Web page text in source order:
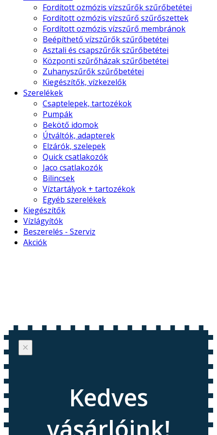
Fordított ozmózis vízszűrők szűrőbetétei
Fordított ozmózis vízszűrő szűrőszettek
Fordított ozmózis vízszűrő membránok
Beépíthető vízszűrők szűrőbetétei
Asztali és csapszűrők szűrőbetétei
Központi szűrőházak szűrőbetétei
Zuhanyszűrők szűrőbetétei
Kiegészítők, vízkezelők
Szerelékek
Csaptelepek, tartozékok
Pumpák
Bekötő idomok
Útváltók, adapterek
Elzárók, szelepek
Quick csatlakozók
Jaco csatlakozók
Bilincsek
Víztartályok + tartozékok
Egyéb szerelékek
Kiegészítők
Vízlágyítók
Beszerelés - Szerviz
Akciók
×
Kedves